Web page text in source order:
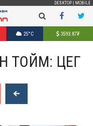
DESKTOP MOBILE
25°C 3593.87₮
ТОЙМ: ЦЕГ